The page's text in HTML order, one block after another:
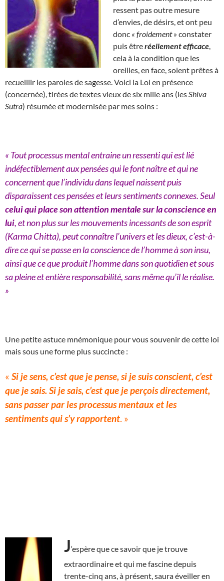
ressent pas outre mesure
d’envies, de désirs, et ont peu
donc « froidement » constater
puis êtreréellement efficace
cela à la condition que les
oreilles, en face, soient prêtes à
recueillir les paroles de sagesse. Voici la Loi en présence
(concernée), tirées de textes vieux de six mille ans (les Shiva
Sutra) résumée et modernisée par mes soins :
« Tout processus mental entraine un ressenti qui est lié
indéfectiblement aux pensées qui le font naître et qui ne
concernent que l’individu dans lequel naissent puis
disparaissent ces pensées et leurs sentiments connexes. Seul
celui qui place son attention mentale sur la conscience en
lui, et non plus sur les mouvements incessants de son esprit
(Karma Chitta), peut connaître l’univers et les dieux, c’est-à-
dire ce qui se passe en la conscience de l’homme à son insu,
ainsi que ce que produit l’homme dans son quotidien et sous
sa pleine et entière responsabilité, sans même qu’il le réalise.
»
Une petite astuce mnémonique pour vous souvenir de cette loi
mais sous une forme plus succincte :
« Si je sens, c’est que je pense, si je suis conscient, c’est
que je sais. Si je sais, c’est que je perçois directement,
sans passer par les processus mentaux et les
sentiments qui s’y rapportent. »
J‘espère que ce savoir que je trouve
extraordinaire et qui me fascine depuis
trente-cinq ans, à présent, saura éveiller en